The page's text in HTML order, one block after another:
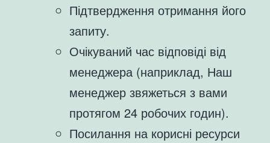
Підтвердження отримання його
запиту.
Очікуваний час відповіді від
менеджера (наприклад, Наш
менеджер звяжеться з вами
протягом 24 робочих годин).
Посилання на корисні ресурси